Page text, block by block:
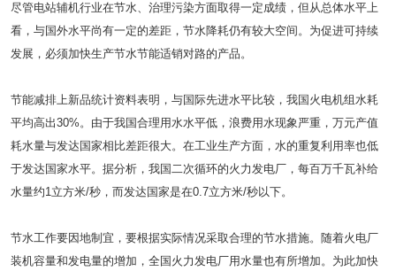
尽管电站辅机行业在节水、治理污染方面取得一定成绩，但从总体水平上
看，与国外水平尚有一定的差距，节水降耗仍有较大空间。为促进可持续
发展，必须加快生产节水节能适销对路的产品。
节能减排上新品统计资料表明，与国际先进水平比较，我国火电机组水耗
平均高出30%。由于我国合理用水水平低，浪费用水现象严重，万元产值
耗水量与发达国家相比差距很大。在工业生产方面，水的重复利用率也低
于发达国家水平。据分析，我国二次循环的火力发电厂，每百万千瓦补给
水量约1立方米/秒，而发达国家是在0.7立方米/秒以下。
节水工作要因地制宜，要根据实际情况采取合理的节水措施。随着火电厂
装机容量和发电量的增加，全国火力发电厂用水量也有所增加。为此加快